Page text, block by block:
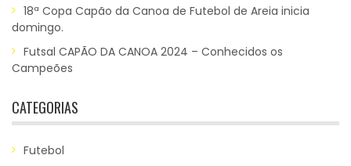
18ª Copa Capão da Canoa de Futebol de Areia inicia
domingo.
Futsal CAPÃO DA CANOA 2024 – Conhecidos os
Campeões
CATEGORIAS
Futebol